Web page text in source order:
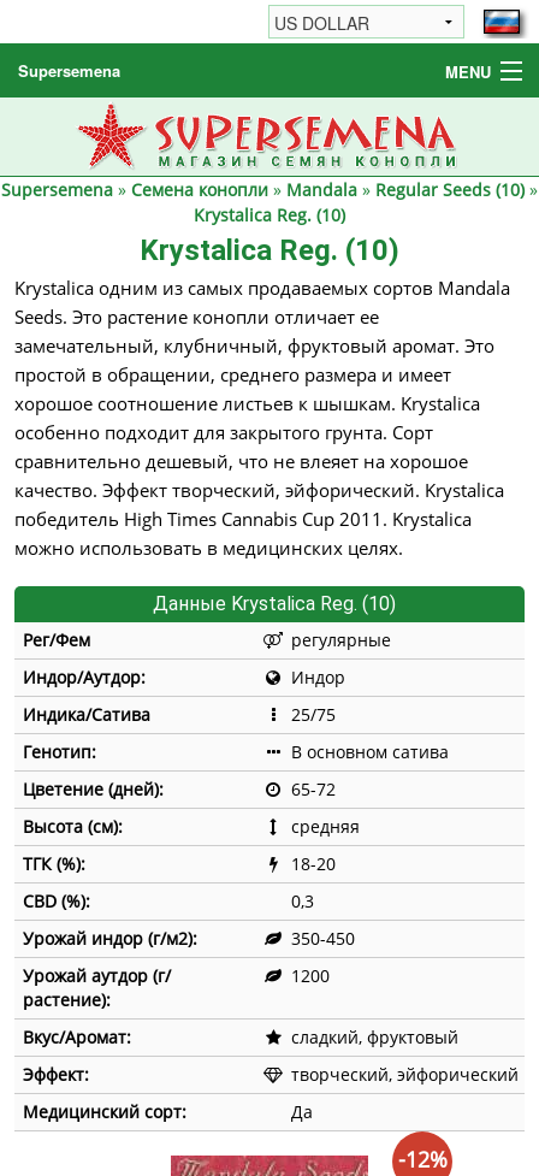
Supersemena MENU
Семена конопли
Другие товары
Supersemena » Семена конопли » Mandala » Regular Seeds (10)»
Krystalica Reg. (10)
Krystalica Reg. (10)
Krystalica одним из самых продаваемых сортов Mandala
Seeds. Это растение конопли отличает ее
замечательный, клубничный, фруктовый аромат. Это
простой в обращении, среднего размера и имеет
хорошое соотношение листьев к шышкам. Krystalica
особенно подходит для закрытого грунта. Сорт
сравнительно дешевый, что не влеяет на хорошое
качество. Эффект творческий, эйфорический. Krystalica
победитель High Times Cannabis Cup 2011. Krystalica
можно использовать в медицинских целях.
Данные Krystalica Reg. (10)
Рег/Фем
регулярные
Индор/Аутдор:
Индор
Индика/Сатива
25/75
Генотип:
В основном сатива
Цветение (дней):
65-72
Высота (см):
средняя
ТГК (%):
18-20
CBD (%):
0,3
Урожай индор (г/м2):
350-450
Урожай аутдор (г/
растение):
1200
Вкус/Аромат:
сладкий, фруктовый
Эффект:
творческий, эйфорический
Медицинский сорт:
Да
-12%